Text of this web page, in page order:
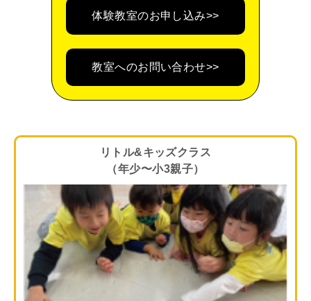
体験教室のお申し込み>>
教室へのお問い合わせ>>
リトル&キッズクラス
（年少〜小3親子）